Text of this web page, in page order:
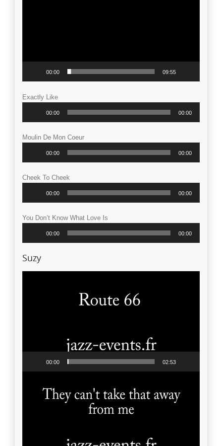
00:00 09:55
Exactly Like
00:00 00:00
Moulin De Mon Coeur
00:00 00:00
Cheek To Cheek
00:00 00:00
You Don’t Know What Love Is
00:00 00:00
Suzy
00:00 02:53